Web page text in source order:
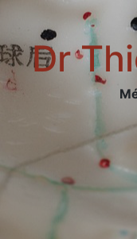
Dr